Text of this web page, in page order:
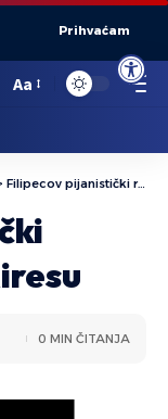
Open
Prihvaćam
Aa
Filipecov pijanistički recital u Buenos Airesu
0 MIN ČITANJA